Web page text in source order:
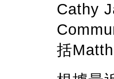
Cathy
括